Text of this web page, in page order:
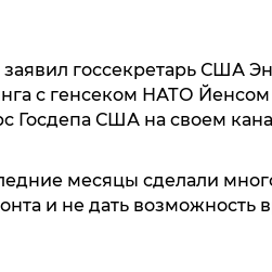
госсекретарь США
с генсеком НАТО Йенсом
Госдепа США на своем
месяцы сделали
и не дать возможность